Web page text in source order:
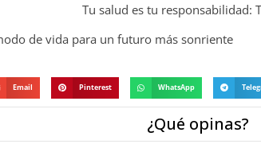
Tu salud es tu responsabilidad:
de vida para un futuro más sonriente
Email Pinterest WhatsApp
¿Qué opinas?